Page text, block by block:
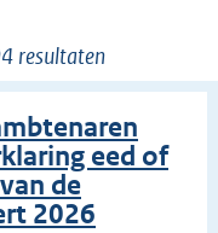
resultaten
eed of
de
2026